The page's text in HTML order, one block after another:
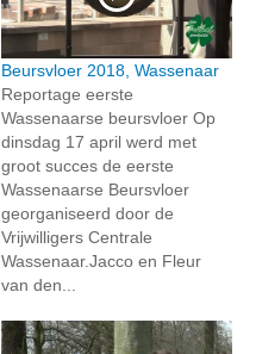
Beursvloer 2018, Wassenaar
Reportage eerste
Wassenaarse beursvloer Op
dinsdag 17 april werd met
groot succes de eerste
Wassenaarse Beursvloer
georganiseerd door de
Vrijwilligers Centrale
Wassenaar.Jacco en Fleur
van den...